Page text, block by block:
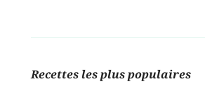
Recettes les plus populaires